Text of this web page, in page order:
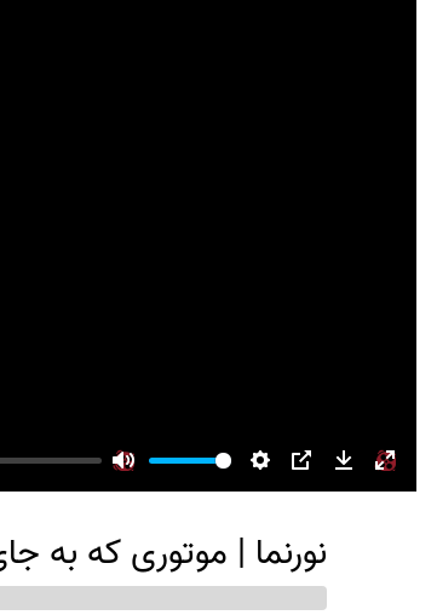
Mute Settings
PIP Download
Enter
نورنما | موتوری که به